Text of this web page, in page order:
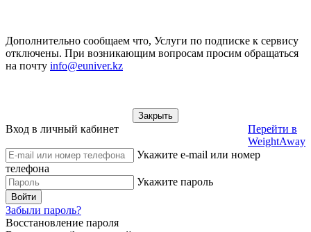
Дополнительно сообщаем что, Услуги по подписке к сервису
отключены. При возникающим вопросам просим обращаться
на почту info@euniver.kz
Закрыть
Вход в личный кабинет
Перейти в
WeightAway
Укажите e-mail или номер
телефона
Укажите пароль
Войти
Забыли пароль?
Восстановление пароля